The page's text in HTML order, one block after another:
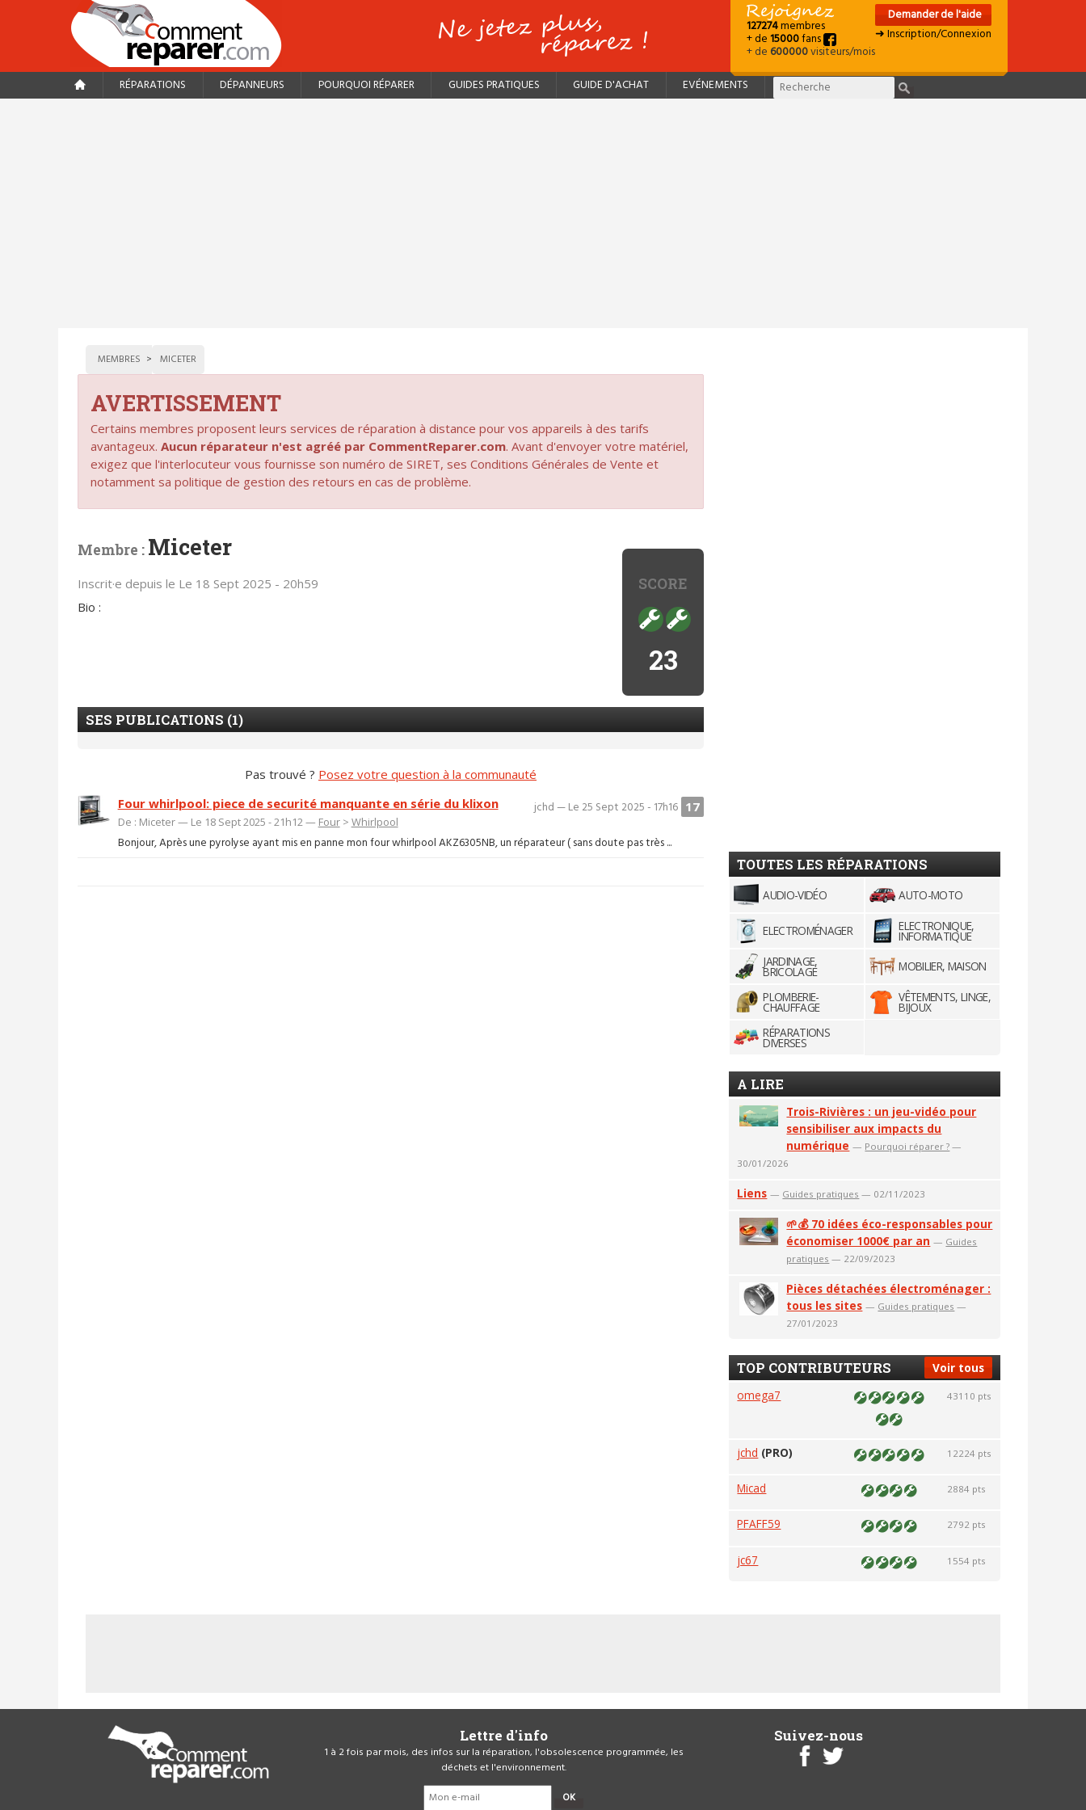
127274membres
+ de15000fans
+ de600000visiteurs/mois
Demander de l'aide
➜ Inscription/Connexion
RÉPARATIONS DÉPANNEURS POURQUOI RÉPARER GUIDES PRATIQUES GUIDE D'ACHAT EVÉNEMENTS
MEMBRES MICETER
AVERTISSEMENT
Certains membres proposent leurs services de réparation à distance pour vos appareils à des tarifs
avantageux. Aucun réparateur n'est agréé par CommentReparer.com. Avant d'envoyer votre matériel,
exigez que l'interlocuteur vous fournisse son numéro de SIRET, ses Conditions Générales de Vente et
notamment sa politique de gestion des retours en cas de problème.
SCORE
23
Membre : Miceter
Inscrit·e depuis le Le 18 Sept 2025 - 20h59
Bio :
SES PUBLICATIONS (1)
Pas trouvé ? Posez votre question à la communauté
17
jchd — Le 25 Sept 2025 - 17h16
Four whirlpool: piece de securité manquante en série du klixon
De : Miceter — Le 18 Sept 2025 - 21h12 — Four> Whirlpool
Bonjour, Après une pyrolyse ayant mis en panne mon four whirlpool AKZ6305NB, un réparateur ( sans doute pas très ...
TOUTES LES RÉPARATIONS
AUDIO-VIDÉO AUTO-MOTO
ELECTROMÉNAGER ELECTRONIQUE,
INFORMATIQUE
JARDINAGE,
BRICOLAGE
MOBILIER, MAISON
PLOMBERIE-
CHAUFFAGE
VÊTEMENTS, LINGE,
BIJOUX
RÉPARATIONS
DIVERSES
A LIRE
Trois-Rivières : un jeu-vidéo pour
sensibiliser aux impacts du
numérique — Pourquoi réparer ? —
30/01/2026
Liens — Guides pratiques — 02/11/2023
🌱💰 70 idées éco-responsables pour
économiser 1000€ par an — Guides
pratiques — 22/09/2023
Pièces détachées électroménager :
tous les sites — Guides pratiques —
27/01/2023
Voir tous
TOP CONTRIBUTEURS
omega7 43110 pts
jchd (PRO) 12224 pts
Micad 2884 pts
PFAFF59 2792 pts
jc67 1554 pts
Lettre d'info
1 à 2 fois par mois, des infos sur la réparation, l'obsolescence programmée, les
déchets et l'environnement.
OK
Suivez-nous